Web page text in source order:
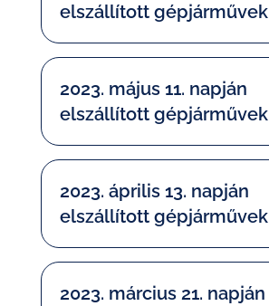
elszállított gépjárművek
2023. május 11. napján
elszállított gépjárművek
2023. április 13. napján
elszállított gépjárművek
2023. március 21. napján